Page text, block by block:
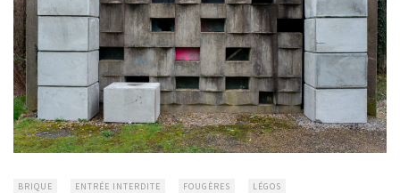
BRIQUE ENTRÉE INTERDITE FOUGÈRES LÉGOS